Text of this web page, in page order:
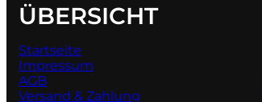
ÜBERSICHT
Startseite
Impressum
AGB
Versand & Zahlung